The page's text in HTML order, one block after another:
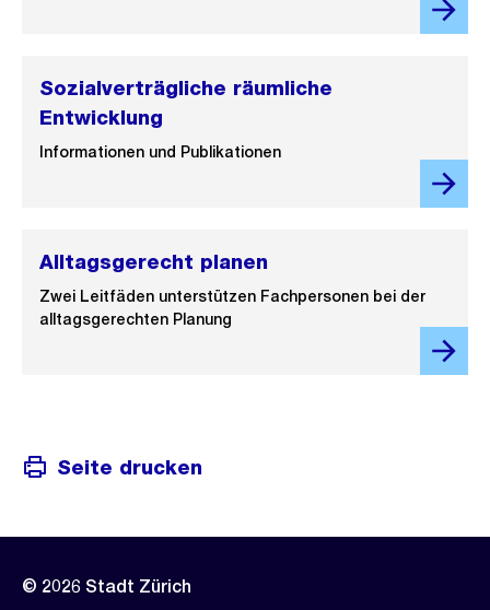
Sozialverträgliche räumliche
Entwicklung
Informationen und Publikationen
Alltagsgerecht planen
Zwei Leitfäden unterstützen Fachpersonen bei der
alltagsgerechten Planung
Seite drucken
© 2026 Stadt Zürich